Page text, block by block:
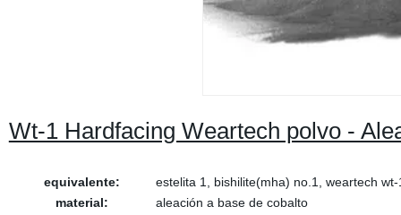
Wt-1 Hardfacing Weartech polvo -
equivalente:
estelita 1, bishilite(mha) no.1, weartech wt-
material:
aleación a base de cobalto